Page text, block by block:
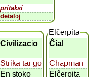
pritaksi
detaloj
Civilizacio
Strika tango
En stoko
Elĉerpita
Ĉial
Chapman
Elĉerpita